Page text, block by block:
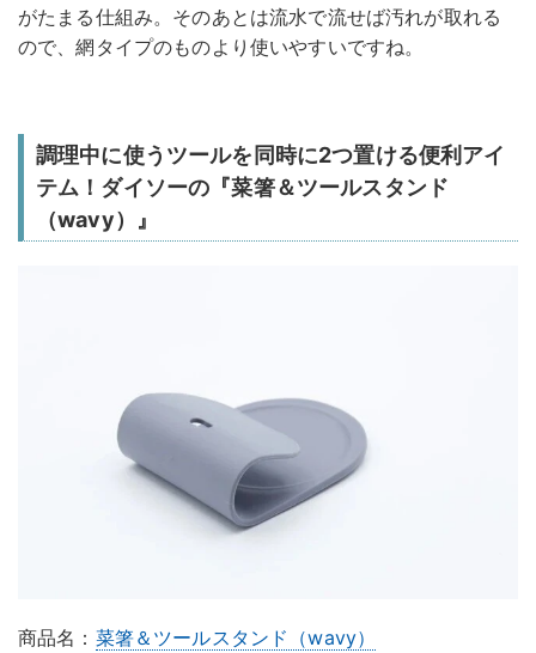
がたまる仕組み。そのあとは流水で流せば汚れが取れる
ので、網タイプのものより使いやすいですね。
調理中に使うツールを同時に2つ置ける便利アイ
テム！ダイソーの『菜箸＆ツールスタンド
（wavy）』
商品名： 菜箸＆ツールスタンド（wavy）